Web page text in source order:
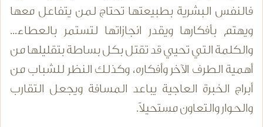
فالنفس البشرية بطبيعتها تحتاج لمن يتفاعل معها
ويهتم بأفكارها ويقدر انجازاتها لتستمر بالعطاء...
والكلمة التي تحيي قد تقتل بكل بساطة بتقليلها من
أهمية الطرف الآخر وأفكاره، وكذلك النظر للشباب من
أبراج الخبرة العاجية يباعد المسافة ويجعل التقارب
والحوار والتعاون مستحيلاً.